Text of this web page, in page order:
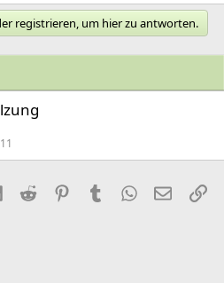
registrieren, um hier zu antworten.
LinkedIn
Reddit PinterestTumblr WhatsApp
E-Mail